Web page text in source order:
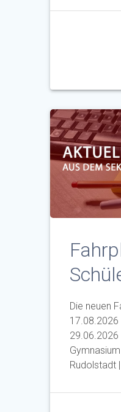
Die neuen
17.08.2026
29.06.2026
Rudolstadt